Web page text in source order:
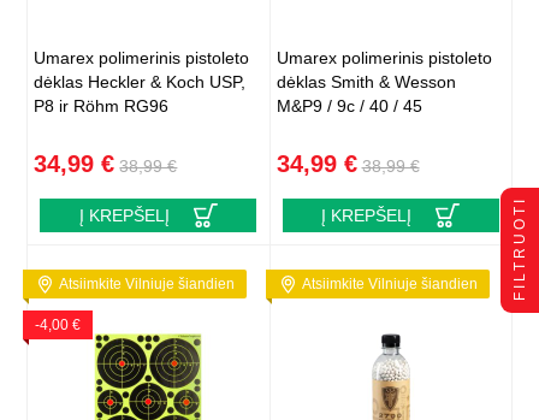
Umarex polimerinis pistoleto
dėklas Heckler & Koch USP,
P8 ir Röhm RG96
34,99 € 38,99 €
Į KREPŠELĮ
Umarex polimerinis pistoleto
dėklas Smith & Wesson
M&P9 / 9c / 40 / 45
34,99 € 38,99 €
Į KREPŠELĮ
Atsiimkite Vilniuje šiandien
-4,00 €
Atsiimkite Vilniuje šiandien FILTRUOTI